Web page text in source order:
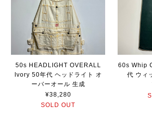
50s HEADLIGHT OVERALL
Ivory 50年代 ヘッドライト オ
ーバーオール 生成
¥38,280
SOLD OUT
60s Whip
代 ウィ